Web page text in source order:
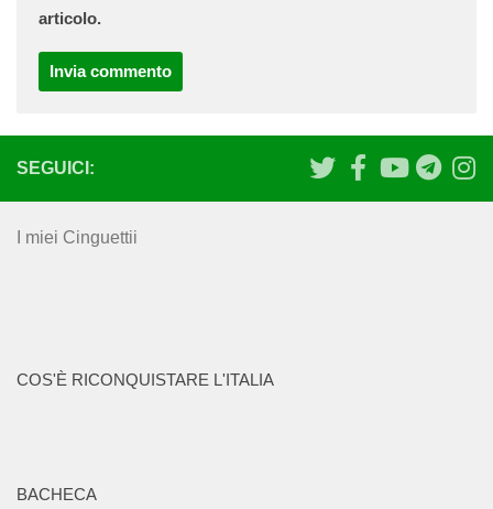
articolo.
SEGUICI:
I miei Cinguettii
COS'È RICONQUISTARE L'ITALIA
BACHECA